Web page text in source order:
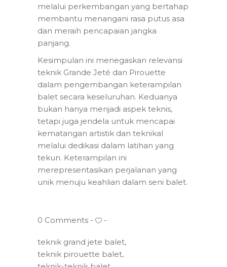
melalui perkembangan yang bertahap
membantu menangani rasa putus asa
dan meraih pencapaian jangka
panjang.
Kesimpulan ini menegaskan relevansi
teknik Grande Jeté dan Pirouette
dalam pengembangan keterampilan
balet secara keseluruhan. Keduanya
bukan hanya menjadi aspek teknis,
tetapi juga jendela untuk mencapai
kematangan artistik dan teknikal
melalui dedikasi dalam latihan yang
tekun. Keterampilan ini
merepresentasikan perjalanan yang
unik menuju keahlian dalam seni balet.
0 Comments
teknik grand jete balet,
teknik pirouette balet,